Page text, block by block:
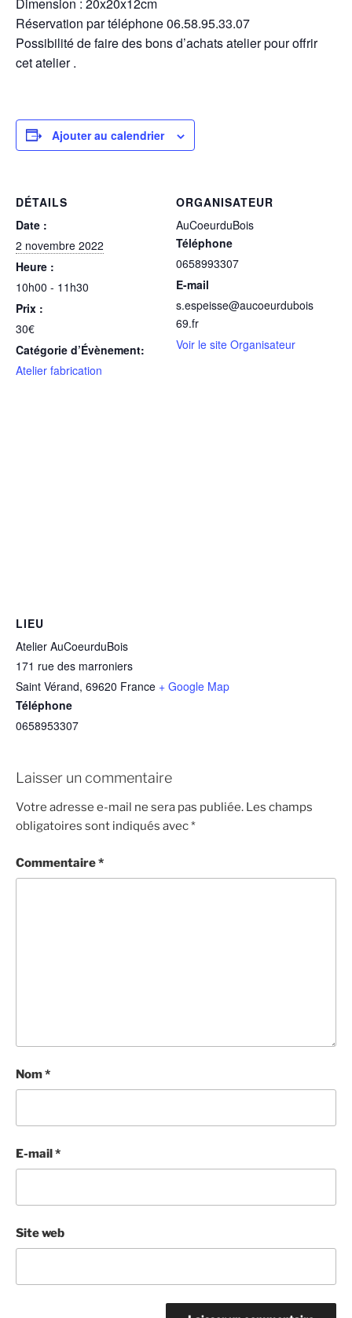
Réservation par téléphone 06.58.95.33.07
Possibilité de faire des bons d’achats atelier pour offrir
cet atelier .
Ajouter au calendrier
DÉTAILS
Date :
2 novembre 2022
Heure :
10h00 - 11h30
Prix :
30€
Catégorie d’Évènement:
Atelier fabrication
ORGANISATEUR
AuCoeurduBois
Téléphone
0658993307
E-mail
s.espeisse@aucoeurdubois
69.fr
Voir le site Organisateur
LIEU
Atelier AuCoeurduBois
171 rue des marroniers
Saint Vérand, 69620 France + Google Map
Téléphone
0658953307
Laisser un commentaire
Votre adresse e-mail ne sera pas publiée. Les champs
obligatoires sont indiqués avec*
Commentaire*
Nom*
E-mail*
Site web